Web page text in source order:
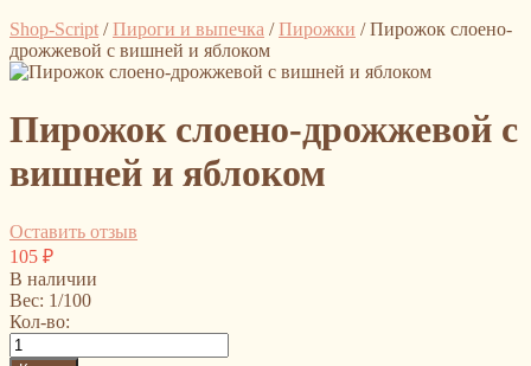
Shop-Script /Пироги и выпечка /Пирожки /Пирожок слоено-
дрожжевой с вишней и яблоком
Пирожок слоено-дрожжевой с
вишней и яблоком
Оставить отзыв
105 ₽
В наличии
Вес: 1/100
Кол-во: